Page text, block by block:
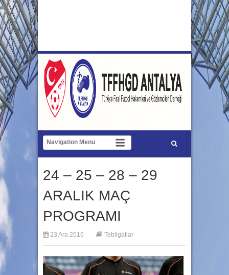
24 – 25 – 28 – 29
ARALIK MAÇ
PROGRAMI
23 Ara 2016 Tebligatlar